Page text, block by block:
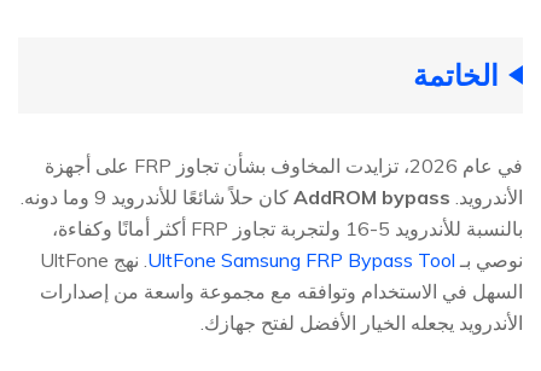
الخاتمة
في عام 2026، تزايدت المخاوف بشأن تجاوز FRP على أجهزة
الأندرويد. AddROM bypass
كان حلاً شائعًا للأندرويد 9 وما دونه.
بالنسبة للأندرويد 5-16 ولتجربة تجاوز FRP أكثر أمانًا وكفاءة،
نوصي بـ UltFone Samsung FRP Bypass Tool
. نهج UltFone
السهل في الاستخدام وتوافقه مع مجموعة واسعة من إصدارات
الأندرويد يجعله الخيار الأفضل لفتح جهازك.